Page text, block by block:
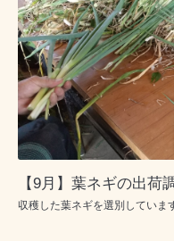
【9月】葉ネギの出荷
収穫した葉ネギを選別していま